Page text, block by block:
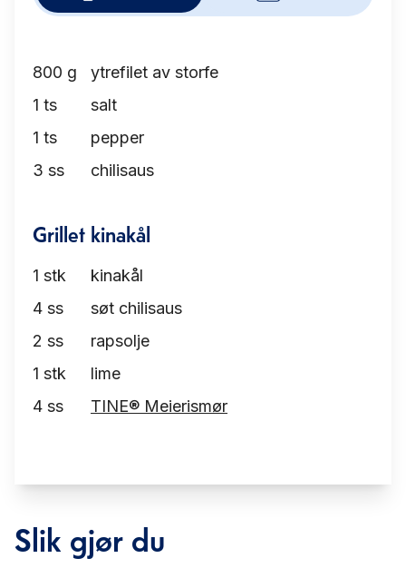
800 g
ytrefilet av storfe
1 ts
salt
1 ts
pepper
3 ss chilisaus
Grillet kinakål
1 stk
kinakål
4 ss
søt chilisaus
2 ss
rapsolje
1 stk
lime
4 ss TINE® Meierismør
Slik gjør du